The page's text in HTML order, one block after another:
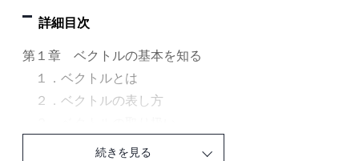
詳細目次
第１章 ベクトルの基本を知る
１．ベクトルとは
２．ベクトルの表し方
続きを見る